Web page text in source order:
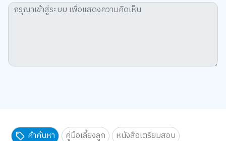
คำค้นหา คู่มือเลี้ยงลูก
หนังสือเตรียมสอบ